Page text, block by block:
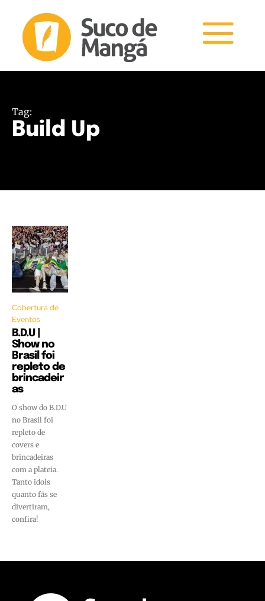
Tag:
Build Up
Cobertura de
Eventos
B.D.U |
Show no
Brasil foi
repleto de
brincadeir
as
O show do B.D.U
no Brasil foi
repleto de
covers e
brincadeiras
com a plateia.
Tanto idols
quanto fãs se
divertiram,
confira!